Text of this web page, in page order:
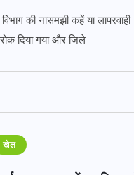
की नासमझी कहें या
दिया गया और जिले
खेल